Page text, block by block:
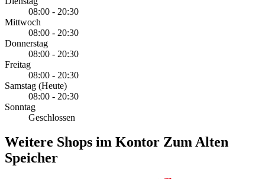
08:00 - 20:30
Mittwoch
08:00 - 20:30
Donnerstag
08:00 - 20:30
Freitag
08:00 - 20:30
Samstag (Heute)
08:00 - 20:30
Sonntag
Geschlossen
Weitere Shops im Kontor Zum Alten
Speicher